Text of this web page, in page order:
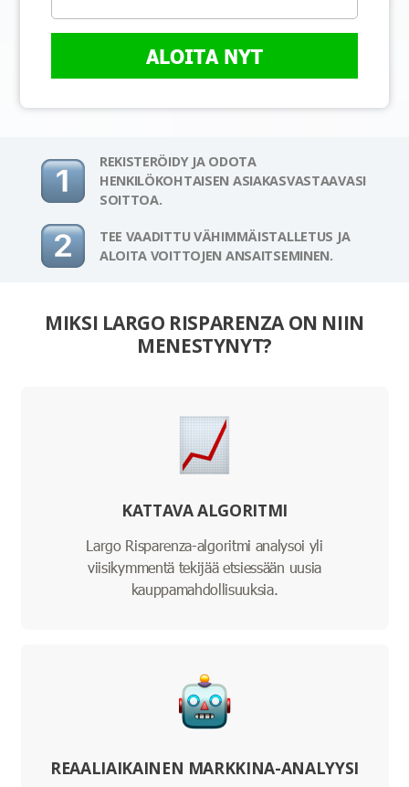
ALOITA NYT
REKISTERÖIDY JA ODOTA
HENKILÖKOHTAISEN ASIAKASVASTAAVASI
SOITTOA.
TEE VAADITTU VÄHIMMÄISTALLETUS JA
ALOITA VOITTOJEN ANSAITSEMINEN.
MIKSI LARGO RISPARENZA ON NIIN
MENESTYNYT?
KATTAVA ALGORITMI
Largo Risparenza-algoritmi analysoi yli
viisikymmentä tekijää etsiessään uusia
kauppamahdollisuuksia.
REAALIAIKAINEN MARKKINA-ANALYYSI